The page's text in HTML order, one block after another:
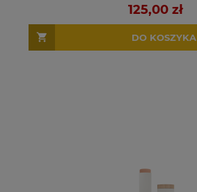
125,00 zł
DO KOSZYKA